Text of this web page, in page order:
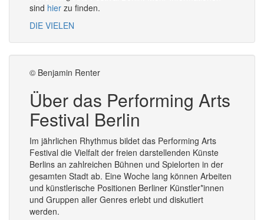
sind hier zu finden.
DIE VIELEN
© Benjamin Renter
Über das Performing Arts
Festival Berlin
Im jährlichen Rhythmus bildet das Performing Arts
Festival die Vielfalt der freien darstellenden Künste
Berlins an zahlreichen Bühnen und Spielorten in der
gesamten Stadt ab. Eine Woche lang können Arbeiten
und künstlerische Positionen Berliner Künstler*innen
und Gruppen aller Genres erlebt und diskutiert
werden.